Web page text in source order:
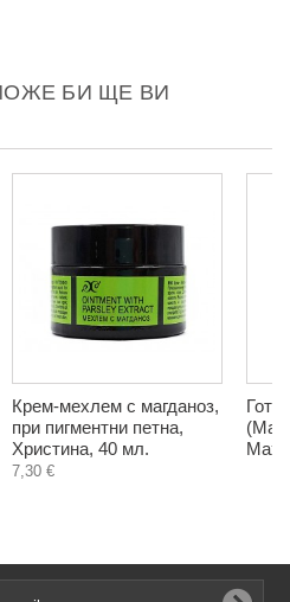
БИ ЩЕ ВИ
Крем-мехлем с магданоз,
при пигментни петна,
Христина, 40 мл.
7,30 €
Готу